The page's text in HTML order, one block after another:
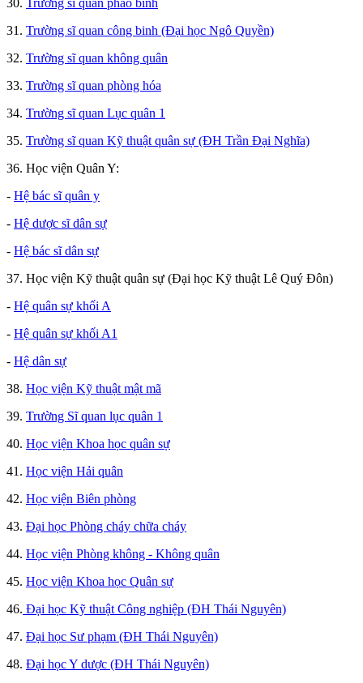
31. Trường sĩ quan công binh (Đại học Ngô Quyền)
32. Trường sĩ quan không quân
33. Trường sĩ quan phòng hóa
34. Trường sĩ quan Lục quân 1
35. Trường sĩ quan Kỹ thuật quân sự (ĐH Trần Đại Nghĩa)
36. Học viện Quân Y:
- Hệ bác sĩ quân y
- Hệ dược sĩ dân sự
- Hệ bác sĩ dân sự
37. Học viện Kỹ thuật quân sự (Đại học Kỹ thuật Lê Quý Đôn)
- Hệ quân sự khối A
- Hệ quân sự khối A1
- Hệ dân sự
38. Học viện Kỹ thuật mật mã
39. Trường Sĩ quan lục quân 1
40. Học viện Khoa học quân sự
41. Học viện Hải quân
42. Học viện Biên phòng
43. Đại học Phòng cháy chữa cháy
44. Học viện Phòng không - Không quân
45. Học viện Khoa học Quân sự
46. Đại học Kỹ thuật Công nghiệp (ĐH Thái Nguyên)
47. Đại học Sư phạm (ĐH Thái Nguyên)
48. Đại học Y dược (ĐH Thái Nguyên)